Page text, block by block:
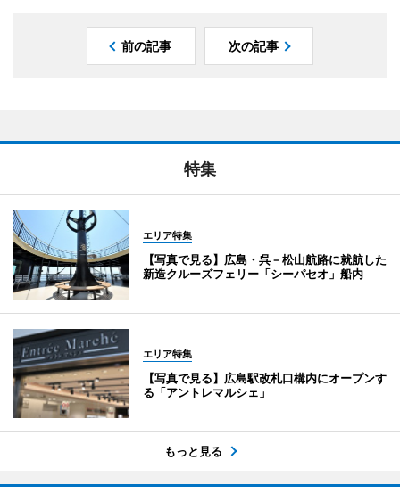
前の記事 次の記事
特集
エリア特集
【写真で見る】広島・呉－松山航路に就航した
新造クルーズフェリー「シーパセオ」船内
エリア特集
【写真で見る】広島駅改札口構内にオープンす
る「アントレマルシェ」
もっと見る